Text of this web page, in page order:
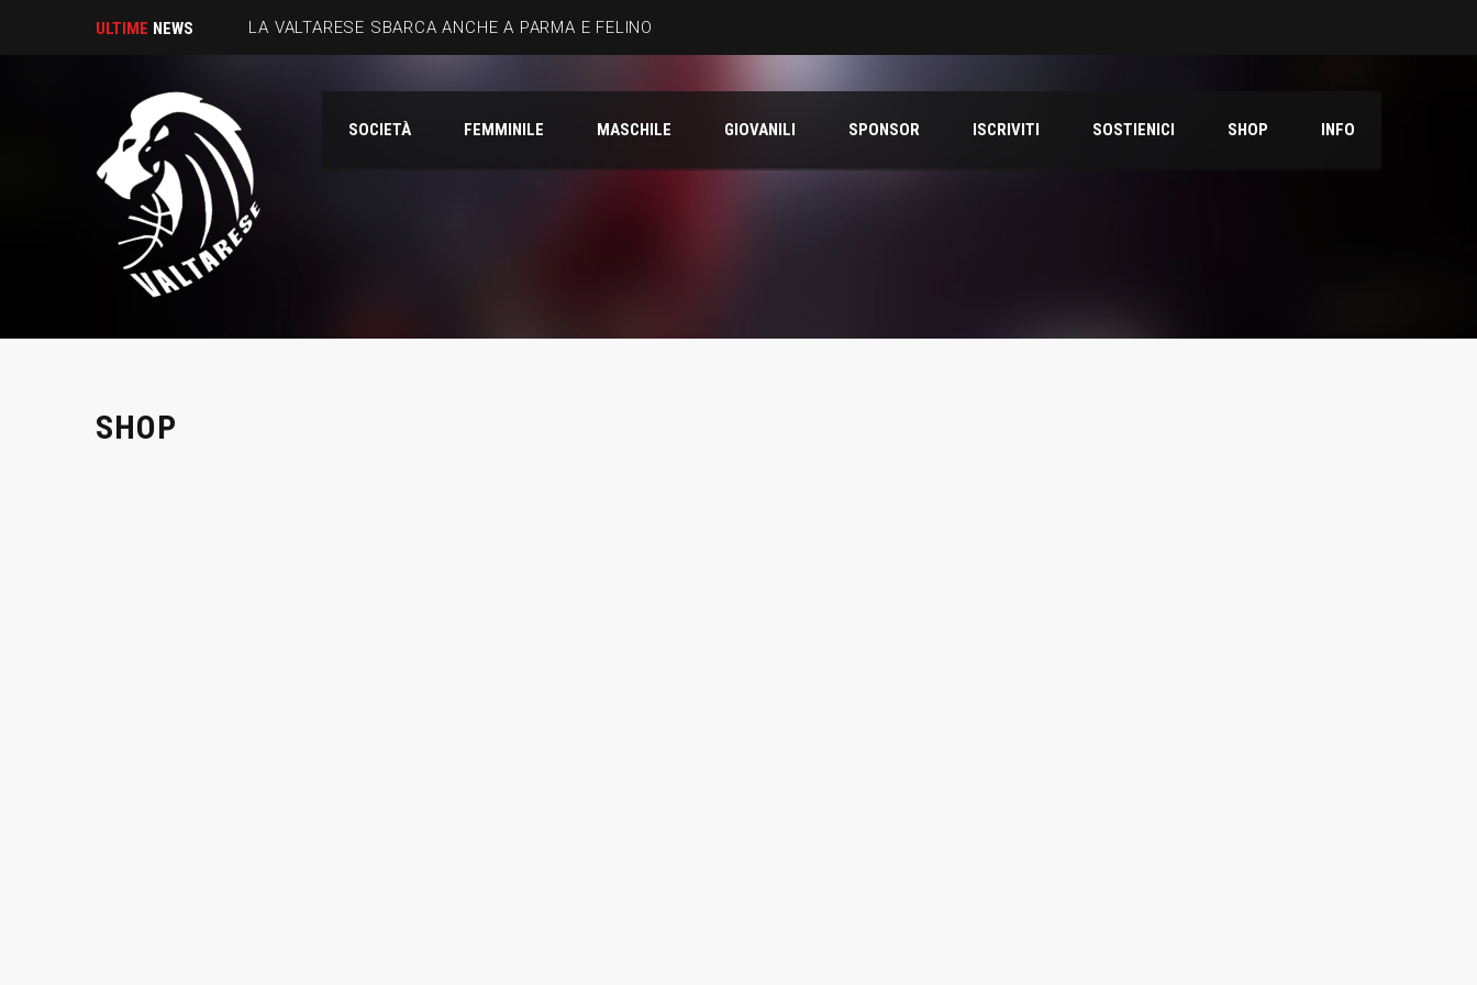
ULTIME NEWS LA VALTARESE SBARCA ANCHE A PARMA E FELINO
SOCIETÀ FEMMINILE MASCHILE GIOVANILI SPONSOR ISCRIVITI SOSTIENICI SHOP INFO
SHOP